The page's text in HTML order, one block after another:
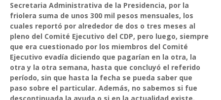
Secretaria Administrativa de la Presidencia, por la
friolera suma de unos 300 mil pesos mensuales, los
cuales reportó por alrededor de dos o tres meses al
pleno del Comité Ejecutivo del CDP, pero luego, siempre
que era cuestionado por los miembros del Comité
Ejecutivo evadía diciendo que pagarían en la otra, la
otra y la otra semana, hasta que concluyó el referido
período, sin que hasta la fecha se pueda saber que
paso sobre el particular. Además, no sabemos si fue